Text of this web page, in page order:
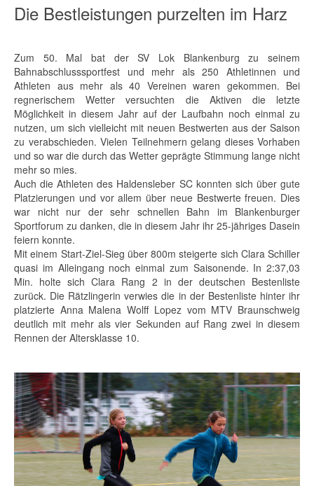
Die Bestleistungen purzelten im Harz
Zum 50. Mal bat der SV Lok Blankenburg zu seinem
Bahnabschlusssportfest und mehr als 250 Athletinnen und
Athleten aus mehr als 40 Vereinen waren gekommen. Bei
regnerischem Wetter versuchten die Aktiven die letzte
Möglichkeit in diesem Jahr auf der Laufbahn noch einmal zu
nutzen, um sich vielleicht mit neuen Bestwerten aus der Saison
zu verabschieden. Vielen Teilnehmern gelang dieses Vorhaben
und so war die durch das Wetter geprägte Stimmung lange nicht
mehr so mies.
Auch die Athleten des Haldensleber SC konnten sich über gute
Platzierungen und vor allem über neue Bestwerte freuen. Dies
war nicht nur der sehr schnellen Bahn im Blankenburger
Sportforum zu danken, die in diesem Jahr ihr 25-jähriges Dasein
feiern konnte.
Mit einem Start-Ziel-Sieg über 800m steigerte sich Clara Schiller
quasi im Alleingang noch einmal zum Saisonende. In 2:37,03
Min. holte sich Clara Rang 2 in der deutschen Bestenliste
zurück. Die Rätzlingerin verwies die in der Bestenliste hinter ihr
platzierte Anna Malena Wolff Lopez vom MTV Braunschweig
deutlich mit mehr als vier Sekunden auf Rang zwei in diesem
Rennen der Altersklasse 10.